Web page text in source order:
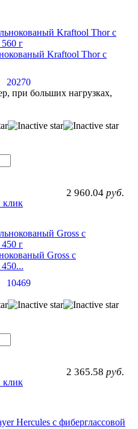
Kraftool Thor с
20270
при больших нагрузках,
2 960.04 руб.
клик
Gross с
10469
2 365.58 руб.
клик